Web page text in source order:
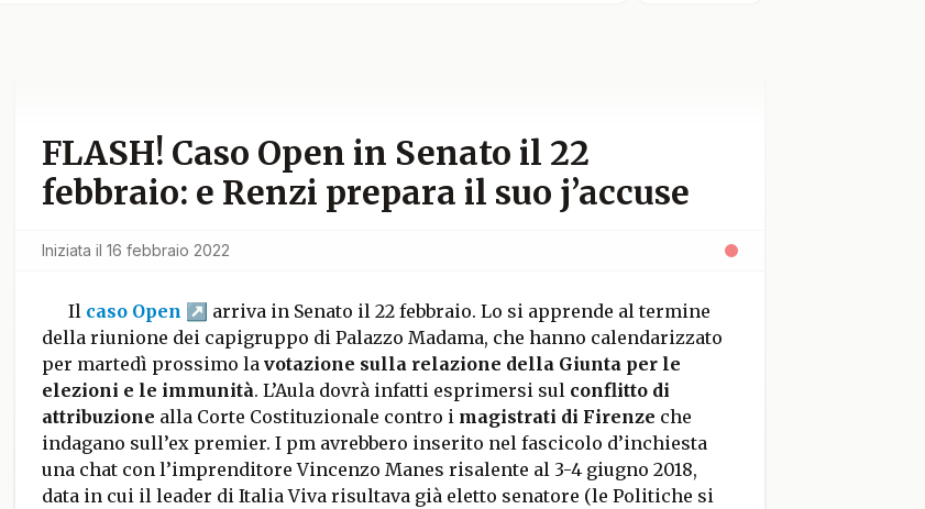
FLASH! Caso Open in Senato il 22
febbraio: e Renzi prepara il suo j’accuse
Iniziata il 16 febbraio 2022
Il caso Open
arriva in Senato il 22 febbraio. Lo si apprende al termine
della riunione dei capigruppo di Palazzo Madama, che hanno calendarizzato
per martedì prossimo la votazione sulla relazione della Giunta per le
elezioni e le immunità. L’Aula dovrà infatti esprimersi sul conflitto di
attribuzione alla Corte Costituzionale contro i magistrati di Firenze che
indagano sull’ex premier. I pm avrebbero inserito nel fascicolo d’inchiesta
una chat con l’imprenditore Vincenzo Manes risalente al 3-4 giugno 2018,
data in cui il leader di Italia Viva risultava già eletto senatore (le Politiche si